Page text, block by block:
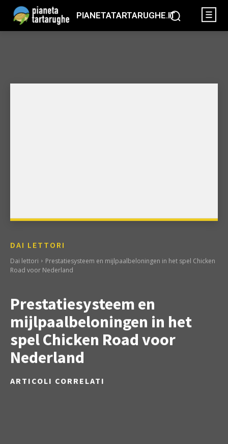
PIANETATARTARUGHE.IT
DAI LETTORI
Dai lettori
Prestatiesysteem en mijlpaalbeloningen in het spel Chicken
Road voor Nederland
Prestatiesysteem en
mijlpaalbeloningen in het
spel Chicken Road voor
Nederland
ARTICOLI CORRELATI